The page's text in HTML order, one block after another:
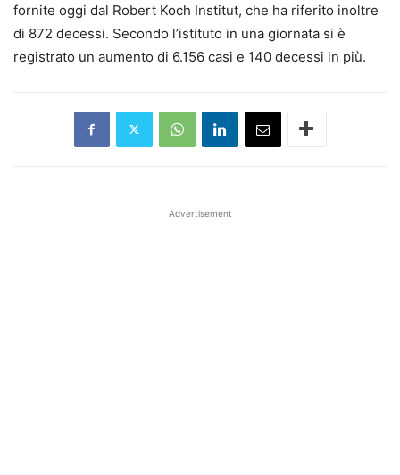
fornite oggi dal Robert Koch Institut, che ha riferito inoltre
di 872 decessi. Secondo l’istituto in una giornata si è
registrato un aumento di 6.156 casi e 140 decessi in più.
Advertisement